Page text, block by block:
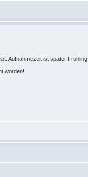
Aufnahmezeit ist später Frühling.
worden!